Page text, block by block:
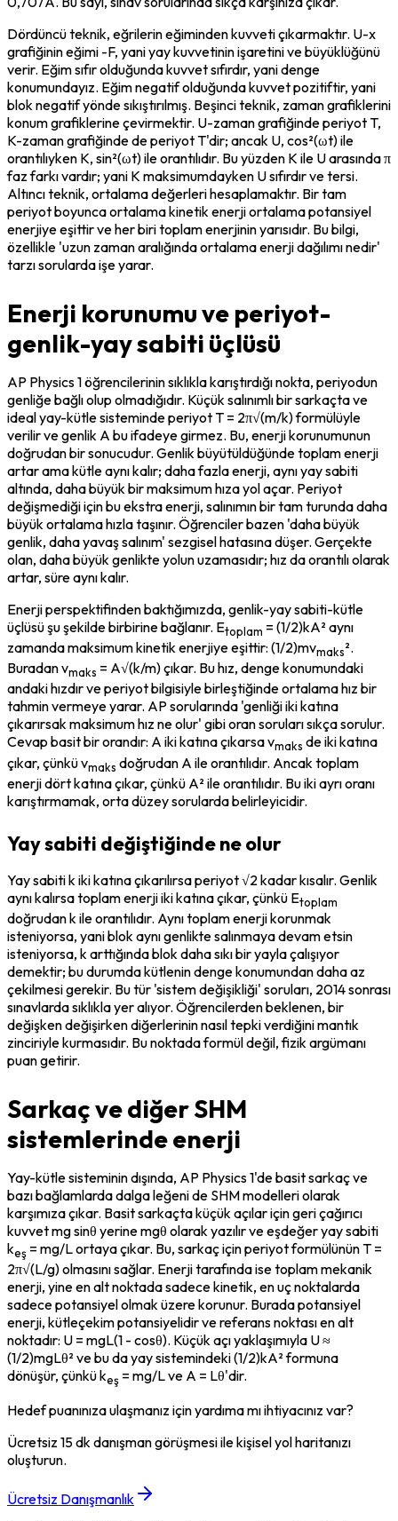
Dördüncü teknik, eğrilerin eğiminden kuvveti çıkarmaktır. U-x
grafiğinin eğimi -F, yani yay kuvvetinin işaretini ve büyüklüğünü
verir. Eğim sıfır olduğunda kuvvet sıfırdır, yani denge
konumundayız. Eğim negatif olduğunda kuvvet pozitiftir, yani
blok negatif yönde sıkıştırılmış. Beşinci teknik, zaman grafiklerini
konum grafiklerine çevirmektir. U-zaman grafiğinde periyot T,
K-zaman grafiğinde de periyot T'dir; ancak U, cos²(ωt) ile
orantılıyken K, sin²(ωt) ile orantılıdır. Bu yüzden K ile U arasında π
faz farkı vardır; yani K maksimumdayken U sıfırdır ve tersi.
Altıncı teknik, ortalama değerleri hesaplamaktır. Bir tam
periyot boyunca ortalama kinetik enerji ortalama potansiyel
enerjiye eşittir ve her biri toplam enerjinin yarısıdır. Bu bilgi,
özellikle 'uzun zaman aralığında ortalama enerji dağılımı nedir'
tarzı sorularda işe yarar.
Enerji korunumu ve periyot-
genlik-yay sabiti üçlüsü
AP Physics 1 öğrencilerinin sıklıkla karıştırdığı nokta, periyodun
genliğe bağlı olup olmadığıdır. Küçük salınımlı bir sarkaçta ve
ideal yay-kütle sisteminde periyot T = 2π√(m/k) formülüyle
verilir ve genlik A bu ifadeye girmez. Bu, enerji korunumunun
doğrudan bir sonucudur. Genlik büyütüldüğünde toplam enerji
artar ama kütle aynı kalır; daha fazla enerji, aynı yay sabiti
altında, daha büyük bir maksimum hıza yol açar. Periyot
değişmediği için bu ekstra enerji, salınımın bir tam turunda daha
büyük ortalama hızla taşınır. Öğrenciler bazen 'daha büyük
genlik, daha yavaş salınım' sezgisel hatasına düşer. Gerçekte
olan, daha büyük genlikte yolun uzamasıdır; hız da orantılı olarak
artar, süre aynı kalır.
Enerji perspektifinden baktığımızda, genlik-yay sabiti-kütle
üçlüsü şu şekilde birbirine bağlanır. Etoplam = (1/2)kA² aynı
zamanda maksimum kinetik enerjiye eşittir: (1/2)mvmaks².
Buradan vmaks = A√(k/m) çıkar. Bu hız, denge konumundaki
andaki hızdır ve periyot bilgisiyle birleştiğinde ortalama hız bir
tahmin vermeye yarar. AP sorularında 'genliği iki katına
çıkarırsak maksimum hız ne olur' gibi oran soruları sıkça sorulur.
Cevap basit bir orandır: A iki katına çıkarsa vmaks de iki katına
çıkar, çünkü vmaks doğrudan A ile orantılıdır. Ancak toplam
enerji dört katına çıkar, çünkü A² ile orantılıdır. Bu iki ayrı oranı
karıştırmamak, orta düzey sorularda belirleyicidir.
Yay sabiti değiştiğinde ne olur
Yay sabiti k iki katına çıkarılırsa periyot √2 kadar kısalır. Genlik
aynı kalırsa toplam enerji iki katına çıkar, çünkü Etoplam
doğrudan k ile orantılıdır. Aynı toplam enerji korunmak
isteniyorsa, yani blok aynı genlikte salınmaya devam etsin
isteniyorsa, k arttığında blok daha sıkı bir yayla çalışıyor
demektir; bu durumda kütlenin denge konumundan daha az
çekilmesi gerekir. Bu tür 'sistem değişikliği' soruları, 2014 sonrası
sınavlarda sıklıkla yer alıyor. Öğrencilerden beklenen, bir
değişken değişirken diğerlerinin nasıl tepki verdiğini mantık
zinciriyle kurmasıdır. Bu noktada formül değil, fizik argümanı
puan getirir.
Sarkaç ve diğer SHM
sistemlerinde enerji
Yay-kütle sisteminin dışında, AP Physics 1'de basit sarkaç ve
bazı bağlamlarda dalga leğeni de SHM modelleri olarak
karşımıza çıkar. Basit sarkaçta küçük açılar için geri çağırıcı
kuvvet mg sinθ yerine mgθ olarak yazılır ve eşdeğer yay sabiti
keş = mg/L ortaya çıkar. Bu, sarkaç için periyot formülünün T =
2π√(L/g) olmasını sağlar. Enerji tarafında ise toplam mekanik
enerji, yine en alt noktada sadece kinetik, en uç noktalarda
sadece potansiyel olmak üzere korunur. Burada potansiyel
enerji, kütleçekim potansiyelidir ve referans noktası en alt
noktadır: U = mgL(1 - cosθ). Küçük açı yaklaşımıyla U ≈
(1/2)mgLθ² ve bu da yay sistemindeki (1/2)kA² formuna
dönüşür, çünkü keş = mg/L ve A = Lθ'dir.
Hedef puanınıza ulaşmanız için yardıma mı ihtiyacınız var?
Ücretsiz 15 dk danışman görüşmesi ile kişisel yol haritanızı
oluşturun.
Ücretsiz Danışmanlık